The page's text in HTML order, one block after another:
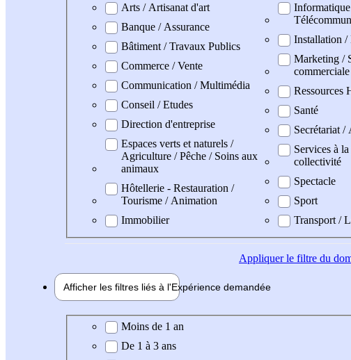
Arts / Artisanat d'art
Banque / Assurance
Bâtiment / Travaux Publics
Commerce / Vente
Communication / Multimédia
Conseil / Etudes
Direction d'entreprise
Espaces verts et naturels /
Agriculture / Pêche / Soins aux
animaux
Hôtellerie - Restauration /
Tourisme / Animation
Immobilier
Installation /
Marketing /
commerciale
Ressources
Santé
Secrétariat /
Services à
collectivité
Spectacle
Sport
Transport /
Appliquerle filtre du
Afficher les filtres liés à l'Expérience demandée
Expérience demandée
Moins de 1 an
De 1 à 3 ans